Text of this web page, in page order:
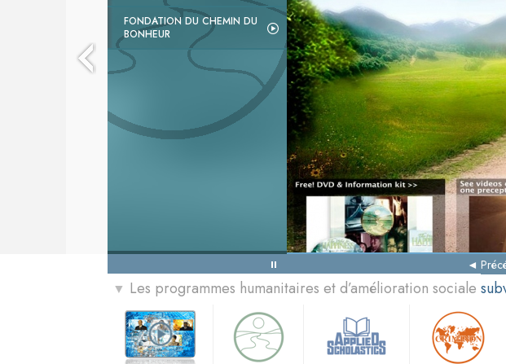
FONDATION DU CHEMIN DU
BONHEUR
▼ Les programmes humanitaires et d’amélioration sociale